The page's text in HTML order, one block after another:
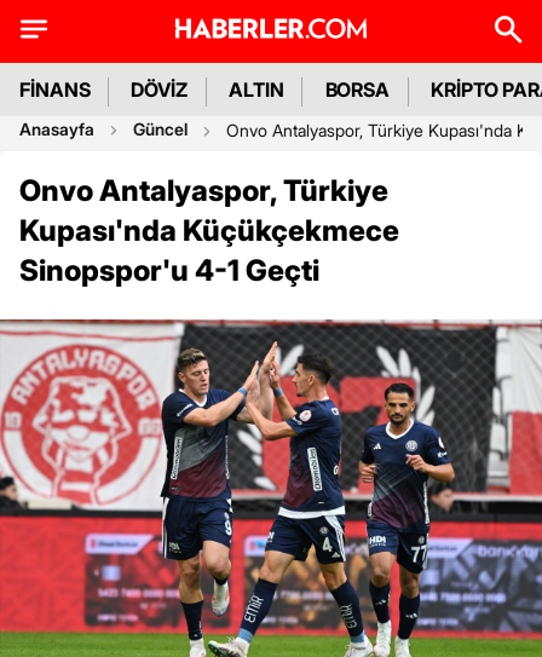
FİNANS DÖVİZ ALTIN BORSA KRİPTO
Anasayfa Güncel Onvo Antalyaspor, Türkiye Kupası'nda
Onvo Antalyaspor, Türkiye
Kupası'nda Küçükçekmece
Sinopspor'u 4-1 Geçti